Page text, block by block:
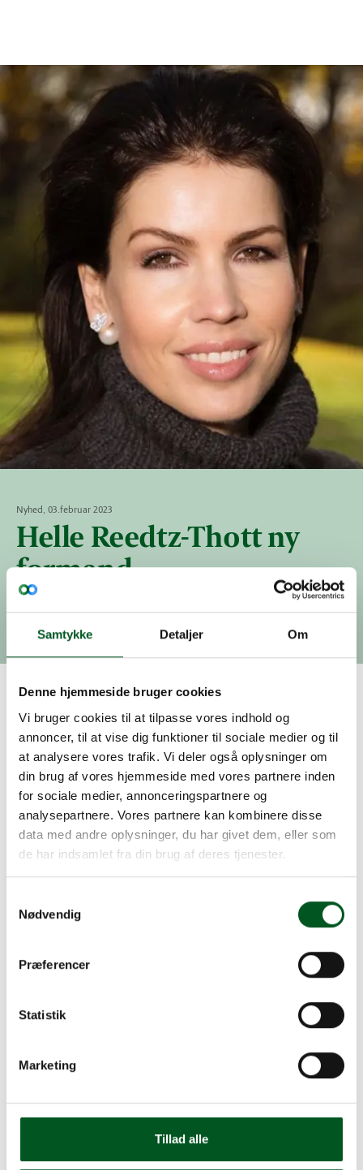
Samtykke Detaljer Om
Denne hjemmeside bruger cookies
Vi bruger cookies til at tilpasse vores indhold og
annoncer, til at vise dig funktioner til sociale medier og til
at analysere vores trafik. Vi deler også oplysninger om
din brug af vores hjemmeside med vores partnere inden
for sociale medier, annonceringspartnere og
analysepartnere. Vores partnere kan kombinere disse
data med andre oplysninger, du har givet dem, eller som
de har indsamlet fra din brug af deres tjenester.
Nødvendig
Præferencer
Statistik
Marketing
Tillad alle
Nyhed, 03.februar 2023
Helle Reedtz-Thott ny
formand
Helle Reedtz-Thott ny formand for Sektionen for
Helle Reedtz-Thott ny formand
for Sektionen for Større
Jordbrug
I forbindelse med årsmødet i Sektionen for Større
Jordbrug er Helle Reedtz-Thott blevet valgt som ny
formand og Peter Bech som næstformand.
I samme omgang takkede Christina Ahlefeldt-
særlig vægt på de sager, der har givet anledning til
debat i Større Jordbrug det seneste år. Det er
biodiversitet, de fortsatte muligheder for
kommende klimaafgift på landbrugets biologiske
processer.
udvalg, der ligeledes skal sikre et L&F og et Større
Jordbrug, hvor der er plads til diversitet, input
udefra, og hvor den yngre generation af landmænd
vil føle sig repræsenteret.
Den nye formand ser frem til arbejdet med de
mange vigtige og aktuelle dagsordenener, som